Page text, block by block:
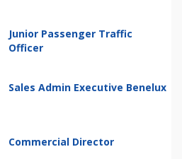
Junior Passenger Traffic
Officer
Sales Admin Executive Benelux
Commercial Director